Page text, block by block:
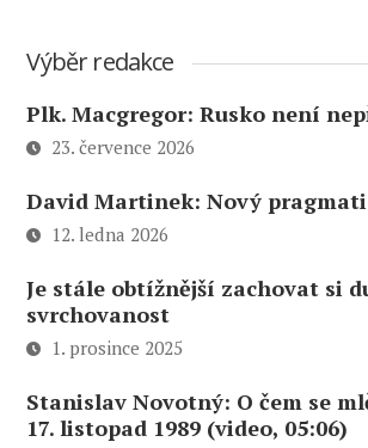
Výběr redakce
Plk. Macgregor: Rusko není
23. července 2026
David Martinek: Nový
12. ledna 2026
Je stále obtížnější zachovat si
svrchovanost
1. prosince 2025
Stanislav Novotný: O čem se
17. listopad 1989 (video, 05:06)